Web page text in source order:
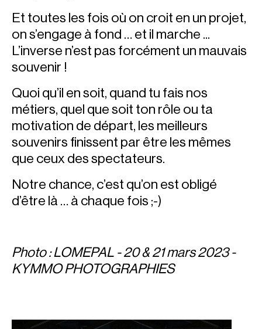
Et toutes les fois où on croit en un projet,
on s’engage à fond … et il marche ...
L’inverse n’est pas forcément un mauvais
souvenir !
Quoi qu’il en soit, quand tu fais nos
métiers, quel que soit ton rôle ou ta
motivation de départ, les meilleurs
souvenirs finissent par être les mêmes
que ceux des spectateurs.
Notre chance, c’est qu’on est obligé
d’être là … à chaque fois ;-)
Photo: LOMEPAL - 20 & 21 mars 2023 -
KYMMO PHOTOGRAPHIES